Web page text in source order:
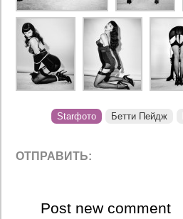
Starфото Бетти Пейдж
ОТПРАВИТЬ:
Post new comment